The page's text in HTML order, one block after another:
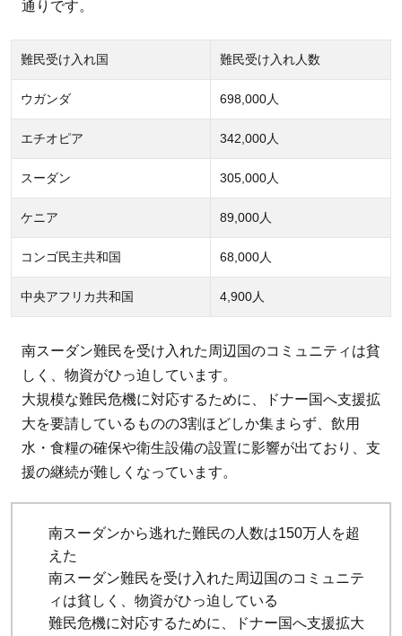
養の
3.2
衛生
の支
援
4
た
ち
の
少
し
の
通りです。
難民受け入れ国 難民受け入れ人数
ウガンダ 698,000人
エチオピア 342,000人
スーダン 305,000人
ケニア 89,000人
コンゴ民主共和国 68,000人
中央アフリカ共和国 4,900人
南スーダン難民を受け入れた周辺国のコミュニティは貧
しく、物資がひっ迫しています。
大規模な難民危機に対応するために、ドナー国へ支援拡
大を要請しているものの3割ほどしか集まらず、飲用
水・食糧の確保や衛生設備の設置に影響が出ており、支
援の継続が難しくなっています。
南スーダンから逃れた難民の人数は150万人を超
えた
南スーダン難民を受け入れた周辺国のコミュニテ
ィは貧しく、物資がひっ迫している
難民危機に対応するために、ドナー国へ支援拡大